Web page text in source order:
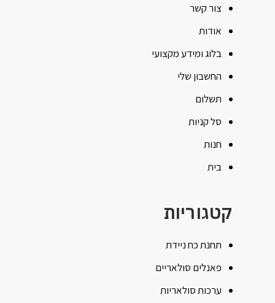
צור קשר
אודות
בלוג ומידע מקצועי
החשבון שלי
תשלום
סל קניות
חנות
בית
קטגוריות
תחנת כח ניידת
פאנלים סולאריים
ערכות סולאריות